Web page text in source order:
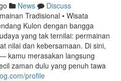
News
Discuss
Tradisional • Wisata
Kulon dengan bangga
yang tak ternilai: permainan
nilai dan kebersamaan. Di sini,
kamu merasakan langsung
zaman dulu yang penuh tawa
profile